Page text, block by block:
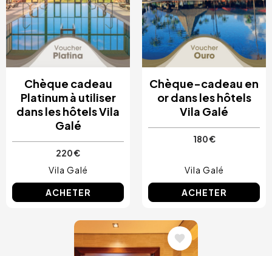
Chèque cadeau
Platinum à utiliser
dans les hôtels Vila
Galé
220 €
Vila Galé
ACHETER
Chèque-cadeau en
or dans les hôtels
Vila Galé
180 €
Vila Galé
ACHETER
Image